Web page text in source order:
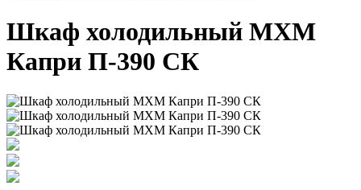
Шкаф холодильный МХМ
Капри П-390 СК